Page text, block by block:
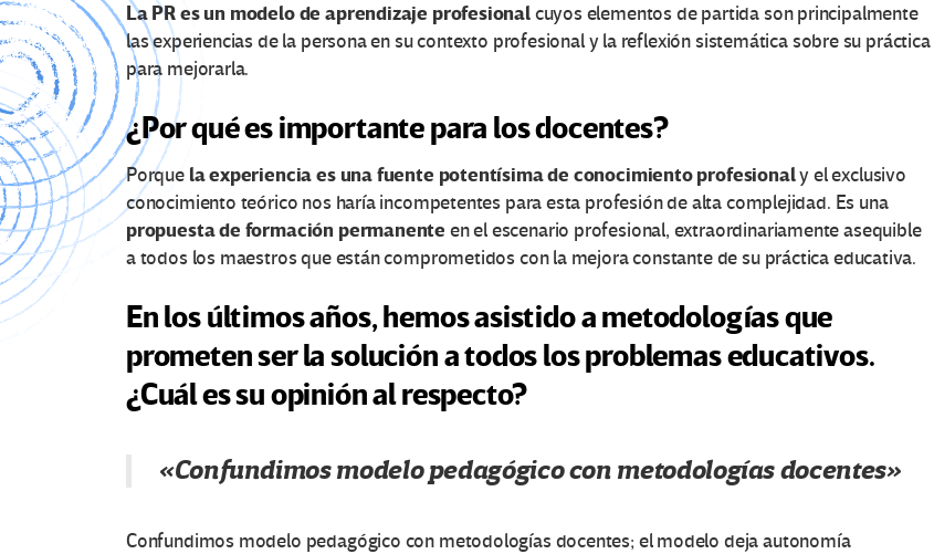
La PR es un modelo de aprendizaje profesionalcuyos elementos de partida son principalmente
las experiencias de la persona en su contexto profesional y la reflexión sistemática sobre su práctica
para mejorarla.
¿Por qué es importante para los docentes?
Porque la experiencia es una fuente potentísima de conocimiento profesionaly el exclusivo
conocimiento teórico nos haría incompetentes para esta profesión de alta complejidad. Es una
propuesta de formación permanente en el escenario profesional, extraordinariamente asequible
a todos los maestros que están comprometidos con la mejora constante de su práctica educativa.
En los últimos años, hemos asistido a metodologías que
prometen ser la solución a todos los problemas educativos.
¿Cuál es su opinión al respecto?
«Confundimos modelo pedagógico con metodologías docentes»
Confundimos modelo pedagógico con metodologías docentes; el modelo deja autonomía